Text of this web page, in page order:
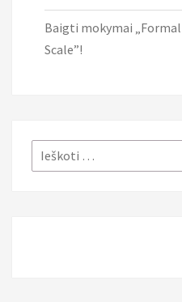
Baigti mokymai
Scale”!
Ieškoti: